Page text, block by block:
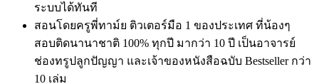
ระบบได้ทันที
สอนโดยครูพี่ทาม์ย ติวเตอร์มือ 1 ของประเทศ ที่น้องๆ
สอบติดนานาชาติ 100% ทุกปี มากว่า 10 ปี เป็นอาจารย์
ช่องทรูปลูกปัญญา และเจ้าของหนังสือฉบับ Bestseller กว่า
10 เล่ม